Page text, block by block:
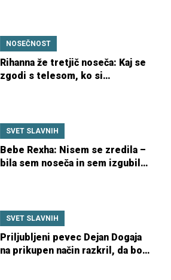
NOSEČNOST
Rihanna že tretjič noseča: Kaj se
zgodi s telesom, ko si
SVET SLAVNIH
Bebe Rexha: Nisem se zredila –
bila sem noseča in sem izgubila
SVET SLAVNIH
Priljubljeni pevec Dejan Dogaja
na prikupen način razkril, da bo